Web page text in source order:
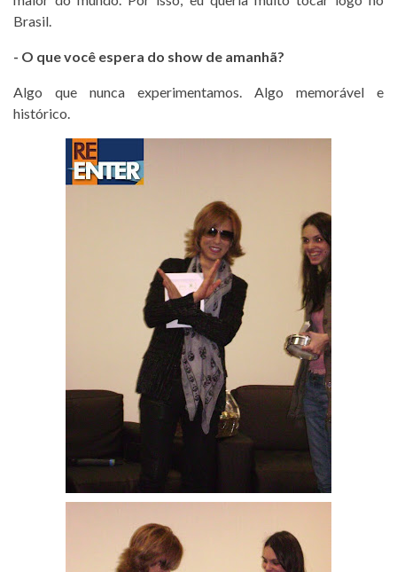
Brasil.
- O que você espera do show de amanhã?
Algo que nunca experimentamos. Algo memorável e
histórico.